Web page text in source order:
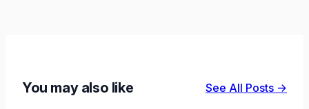
You may also like See All Posts →